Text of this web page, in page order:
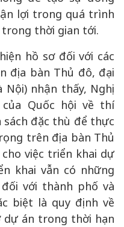
lợi trong quá trình
thời gian tới.
hồ sơ đối với các
địa bàn Thủ đô, đại
nhận thấy, Nghị
của Quốc hội về thí
đặc thù để thực
trên địa bàn Thủ
việc triển khai dự
khai vẫn có những
với thành phố và
biệt là quy định về
dự án trong thời hạn